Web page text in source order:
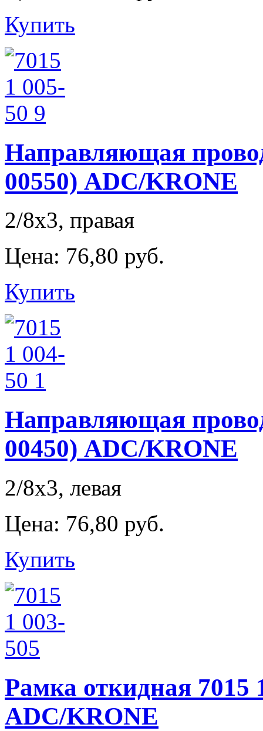
Купить
Направляющая
00550) ADC/KRONE
2/8х3, правая
Цена: 76,80 руб.
Купить
Направляющая
00450) ADC/KRONE
2/8х3, левая
Цена: 76,80 руб.
Купить
Рамка откидная 7015
ADC/KRONE